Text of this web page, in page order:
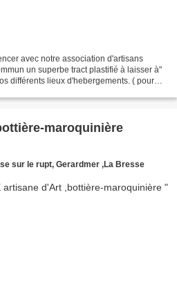
avec notre association d'artisans
un superbe tract plastifié à laisser à"
différents lieux d'hebergements. ( pour
maroquinière
sur le rupt, Gerardmer ,La Bresse